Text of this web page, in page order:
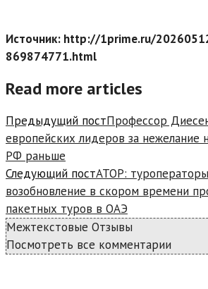
Источник: http://1prime.ru/
869874771.html
Read more articles
Предыдущий постПрофессор
европейских лидеров за нежелание
РФ раньше
Следующий постАТОР:
возобновление в скором времени
пакетных туров в ОАЭ
Межтекстовые Отзывы
Посмотреть все комментарии